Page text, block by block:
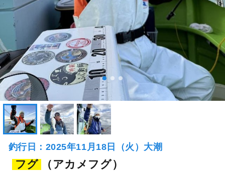
釣行日：2025年11月18日（火）大潮
フグ
（アカメフグ）